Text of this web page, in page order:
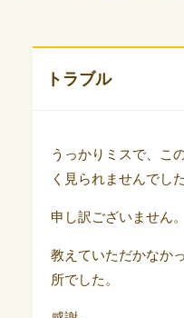
トラブル
うっかりミスで、こ
く見られませんでした
申し訳ございません。
教えていただかなか
所でした。